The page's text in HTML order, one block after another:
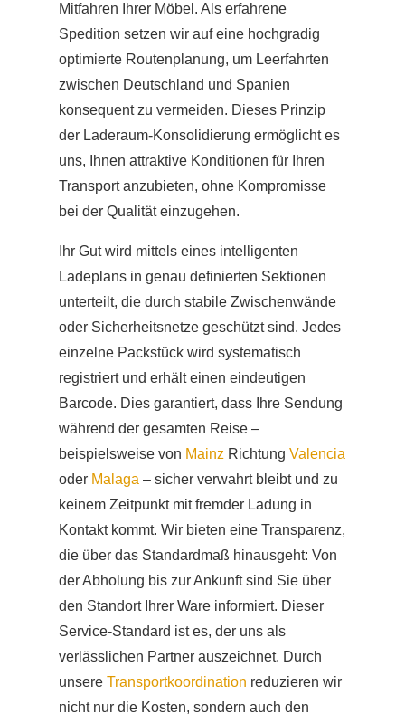
Mitfahren Ihrer Möbel. Als erfahrene
Spedition setzen wir auf eine hochgradig
optimierte Routenplanung, um Leerfahrten
zwischen Deutschland und Spanien
konsequent zu vermeiden. Dieses Prinzip
der Laderaum-Konsolidierung ermöglicht es
uns, Ihnen attraktive Konditionen für Ihren
Transport anzubieten, ohne Kompromisse
bei der Qualität einzugehen.
Ihr Gut wird mittels eines intelligenten
Ladeplans in genau definierten Sektionen
unterteilt, die durch stabile Zwischenwände
oder Sicherheitsnetze geschützt sind. Jedes
einzelne Packstück wird systematisch
registriert und erhält einen eindeutigen
Barcode. Dies garantiert, dass Ihre Sendung
während der gesamten Reise –
beispielsweise von Mainz Richtung Valencia
oder Malaga – sicher verwahrt bleibt und zu
keinem Zeitpunkt mit fremder Ladung in
Kontakt kommt. Wir bieten eine Transparenz,
die über das Standardmaß hinausgeht: Von
der Abholung bis zur Ankunft sind Sie über
den Standort Ihrer Ware informiert. Dieser
Service-Standard ist es, der uns als
verlässlichen Partner auszeichnet. Durch
unsere Transportkoordination reduzieren wir
nicht nur die Kosten, sondern auch den